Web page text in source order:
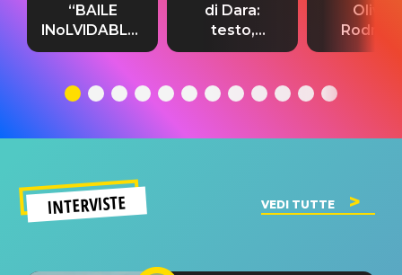
“BAILE
INoLVIDABLE”:
testo,
significato
di Dara:
testo,
traduzione e
del singolo
Olivia
testo,
INTERVISTE VEDI TUTTE